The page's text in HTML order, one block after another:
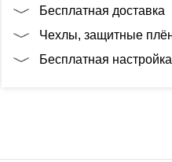
Бесплатная доставка
Чехлы, защитные
Бесплатная настройка